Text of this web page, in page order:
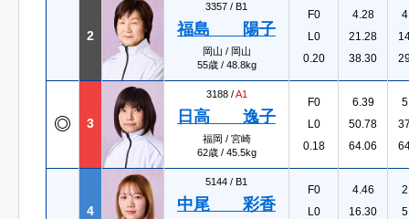
2
3357 / B1
福島 陽子
岡山 / 岡山
55歳 / 48.8kg
F0
L0
0.20
4.28
21.28
38.30
3
3188 /A1
日高 逸子
福岡 / 宮崎
62歳 / 45.5kg
F0
L0
0.18
6.39
50.78
64.06
4
5144 / B1
中尾 彩香
F0
L0
4.46
16.30